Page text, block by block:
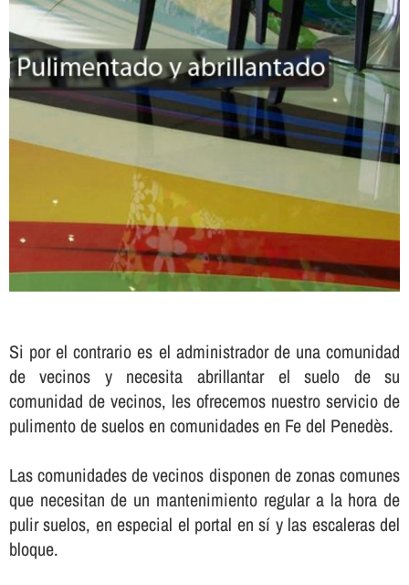
Si por el contrario es el administrador de una comunidad
de vecinos y necesita abrillantar el suelo de su
comunidad de vecinos, les ofrecemos nuestro servicio de
pulimento de suelos en comunidades en Fe del Penedès.
Las comunidades de vecinos disponen de zonas comunes
que necesitan de un mantenimiento regular a la hora de
pulir suelos, en especial el portal en sí­ y las escaleras del
bloque.